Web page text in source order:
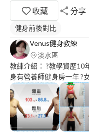
收藏
分享
健身前後對比
Venus健身教練
淡水區
教練介紹： ?️教學資歷10
身有營養師健身房一年 ?️
主管半年 教學經驗 ?高血壓，小兒麻痺，乳癌，糖尿病慢性疾病 ?
想要增重，減重，雕塑身
給予飲食建議 ❤️我喜歡看到學生改變，透過學生的健康由衷的感
到開心，我將畢生所學傳
給予正確飲食觀念，透過